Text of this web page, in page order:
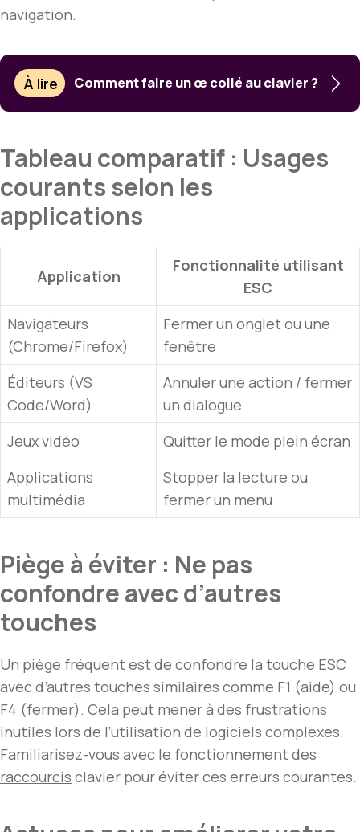
navigation.
À lire Comment faire un œ collé au clavier ?
Tableau comparatif : Usages
courants selon les
applications
Application
Fonctionnalité utilisant
ESC
Navigateurs
(Chrome/Firefox)
Fermer un onglet ou une
fenêtre
Éditeurs (VS
Code/Word)
Annuler une action / fermer
un dialogue
Jeux vidéo
Quitter le mode plein écran
Applications
multimédia
Stopper la lecture ou
fermer un menu
Piège à éviter : Ne pas
confondre avec d’autres
touches
Un piège fréquent est de confondre la touche ESC
avec d’autres touches similaires comme F1 (aide) ou
F4 (fermer). Cela peut mener à des frustrations
inutiles lors de l’utilisation de logiciels complexes.
Familiarisez-vous avec le fonctionnement des
raccourcis clavier pour éviter ces erreurs courantes.